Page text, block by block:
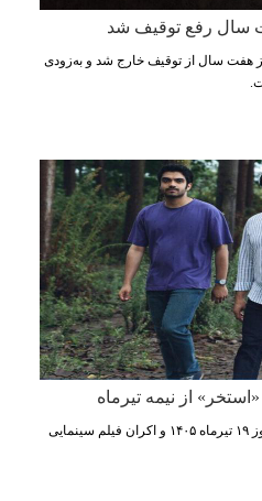
رفع توقیف شد
سال از توقیف خارج شد و به‌زودی
از نیمه تیرماه
اکران فیلم سینمایی «خواب‌نما» از روز ۱۹ تیرماه ۱۴۰۵ و اکران فیلم سینمایی